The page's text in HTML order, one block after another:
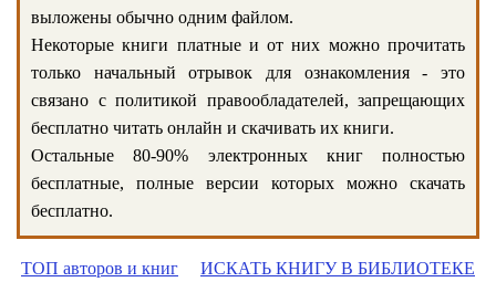
выложены обычно одним файлом.
Некоторые книги платные и от них можно прочитать
только начальный отрывок для ознакомления - это
связано с политикой правообладателей, запрещающих
бесплатно читать онлайн и скачивать их книги.
Остальные 80-90% электронных книг полностью
бесплатные, полные версии которых можно скачать
бесплатно.
ТОП авторов и книг ИСКАТЬ КНИГУ В БИБЛИОТЕКЕ